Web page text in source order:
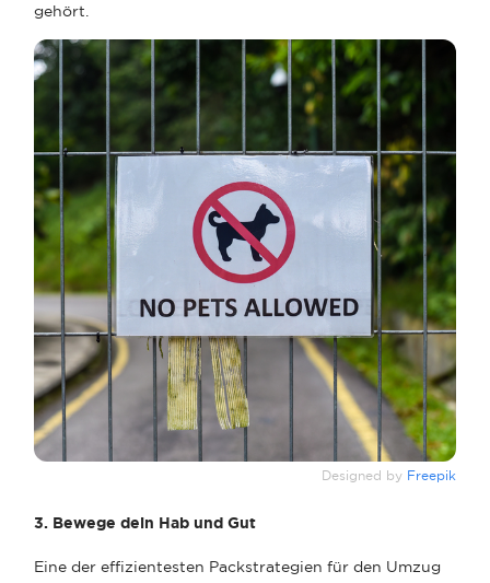
gehört.
Designed by Freepik
3. Bewege dein Hab und Gut
Eine der effizientesten Packstrategien für den Umzug